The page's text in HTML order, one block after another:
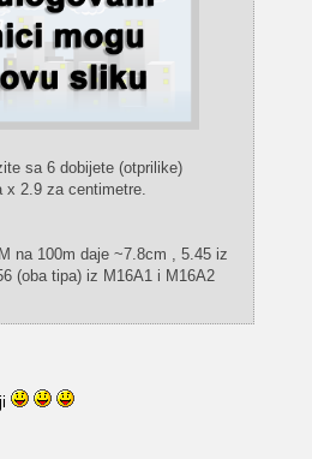
sa 6 dobijete (otprilike)
x 2.9 za centimetre.
na 100m daje ~7.8cm , 5.45 iz
(oba tipa) iz M16A1 i M16A2